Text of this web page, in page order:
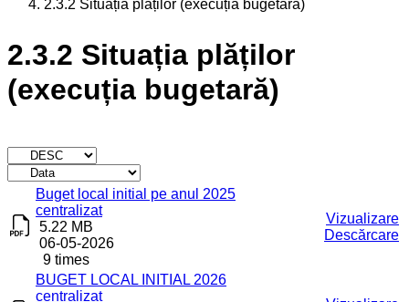
2.3.2 Situația plăților (execuția bugetară)
2.3.2 Situația plăților
(execuția bugetară)
Titlu
Descărcare
Buget local initial pe anul 2025
centralizat
5.22 MB
06-05-2026
9 times
Vizualizare
Descărcare
BUGET LOCAL INITIAL 2026
centralizat